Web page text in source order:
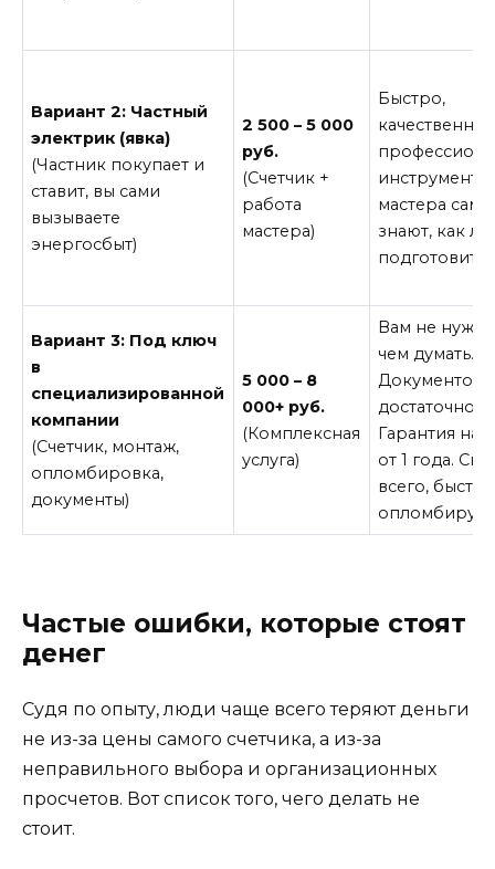
Вариант 2: Частный
электрик (явка)
(Частник покупает и
ставит, вы сами
вызываете
энергосбыт)
2 500 – 5 000
руб.
(Счетчик +
работа
мастера)
Быстро,
качественно,
инструмент.
мастера сами
знают, как
подготовить
Вариант 3: Под ключ
в
специализированной
компании
(Счетчик, монтаж,
опломбировка,
документы)
5 000 – 8
000+ руб.
(Комплексная
услуга)
Вам не
чем думать.
Документов
достаточно.
Гарантия на
от 1 года.
всего,
Частые ошибки, которые стоят
денег
Судя по опыту, люди чаще всего теряют деньги
не из-за цены самого счетчика, а из-за
неправильного выбора и организационных
просчетов. Вот список того, чего делать не
стоит.